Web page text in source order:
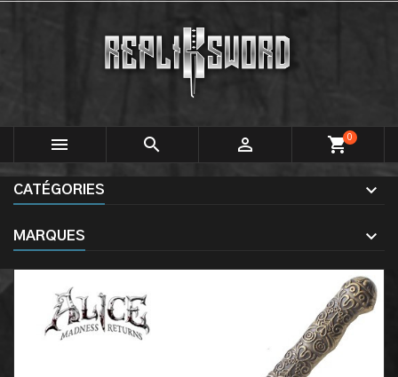
   shopping_cart0
CATÉGORIES
MARQUES